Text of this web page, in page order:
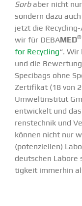
Sorbaber nicht
sondern dazu
jetzt die
wir für DEBAMED®
for Recycling“.
und die
Specibags ohne
Zertifikat (18 von
Umwelt­in­stitut
entwi­ckelt und
rens­technik und
können nicht nur
(poten­zi­ellen)
deutschen
tigkeit immerhin